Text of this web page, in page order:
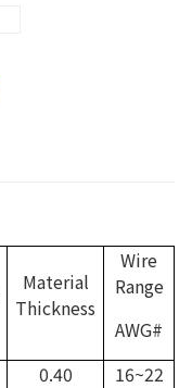
Material
Thickness
Wire
Range
AWG#
0.40
16~22